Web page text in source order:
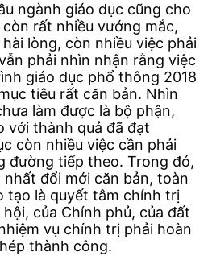
ngành giáo dục cũng cho
rất nhiều vướng mắc,
lòng, còn nhiều việc phải
phải nhìn nhận rằng việc
giáo dục phổ thông 2018
tiêu rất căn bản. Nhìn
làm được là bộ phận,
với thành quả đã đạt
còn nhiều việc cần phải
đường tiếp theo. Trong đó,
đổi mới căn bản, toàn
tạo là quyết tâm chính trị
của Chính phủ, của đất
vụ chính trị phải hoàn
thành công.